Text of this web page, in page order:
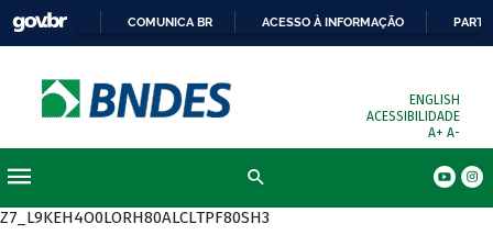
COMUNICA BR ACESSO À INFORMAÇÃO
ENGLISH
ACESSIBILIDADE
A+ A-
Z7_L9KEH4O0LORH80ALCLTPF80SH3